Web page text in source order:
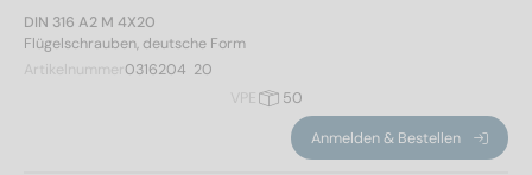
DIN 316 A2 M 4X20
Flügelschrauben, deutsche Form
Artikelnummer0316204  20
VPE
50
Anmelden & Bestellen